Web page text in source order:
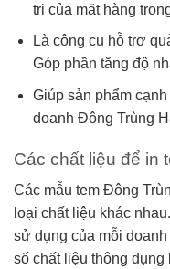
trị của mặt hàng
Là công cụ hỗ trợ
Góp phần tăng độ
Giúp sản phẩm
doanh Đông Trùng
Các chất liệu để in
Các mẫu tem Đông
loại chất liệu khác
sử dụng của mỗi
số chất liệu thông dụng